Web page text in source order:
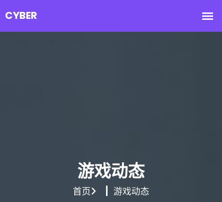
游戏动态
首页 游戏动态